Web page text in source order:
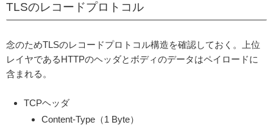
TLSのレコードプロトコル
念のためTLSのレコードプロトコル構造を確認しておく。上位
レイヤであるHTTPのヘッダとボディのデータはペイロードに
含まれる。
TCPヘッダ
Content-Type（1 Byte）